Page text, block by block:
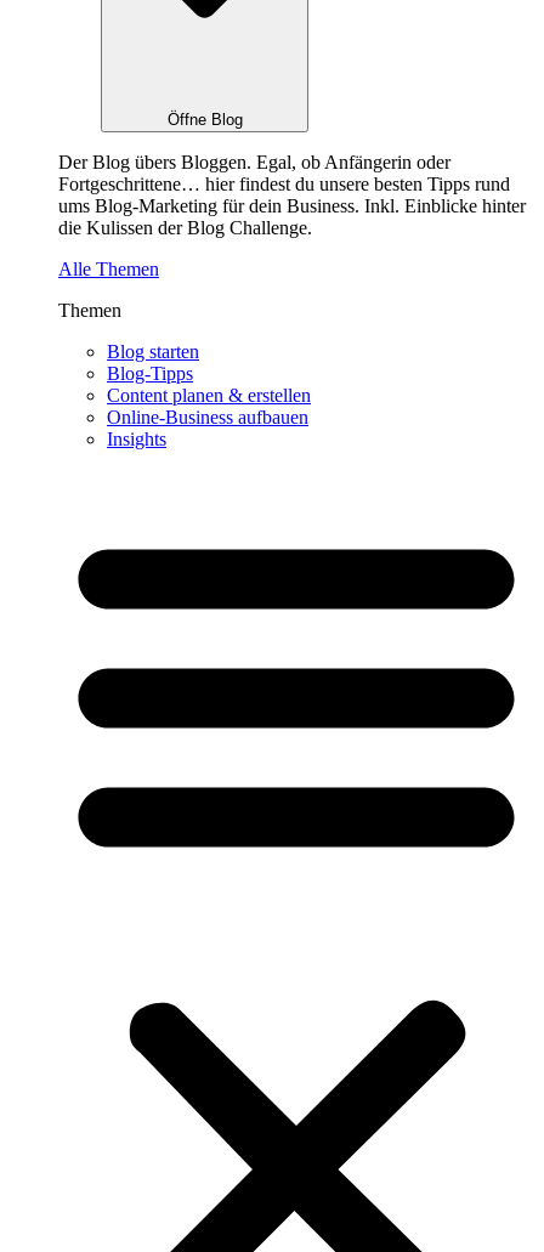
Öffne Blog
Der Blog übers Bloggen. Egal, ob Anfängerin oder
Fortgeschrittene… hier findest du unsere besten Tipps rund
ums Blog-Marketing für dein Business. Inkl. Einblicke hinter
die Kulissen der Blog Challenge.
Alle Themen
Themen
Blog starten
Blog-Tipps
Content planen & erstellen
Online-Business aufbauen
Insights